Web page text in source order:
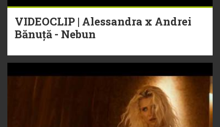
VIDEOCLIP | Alessandra x Andrei
Bănuță - Nebun